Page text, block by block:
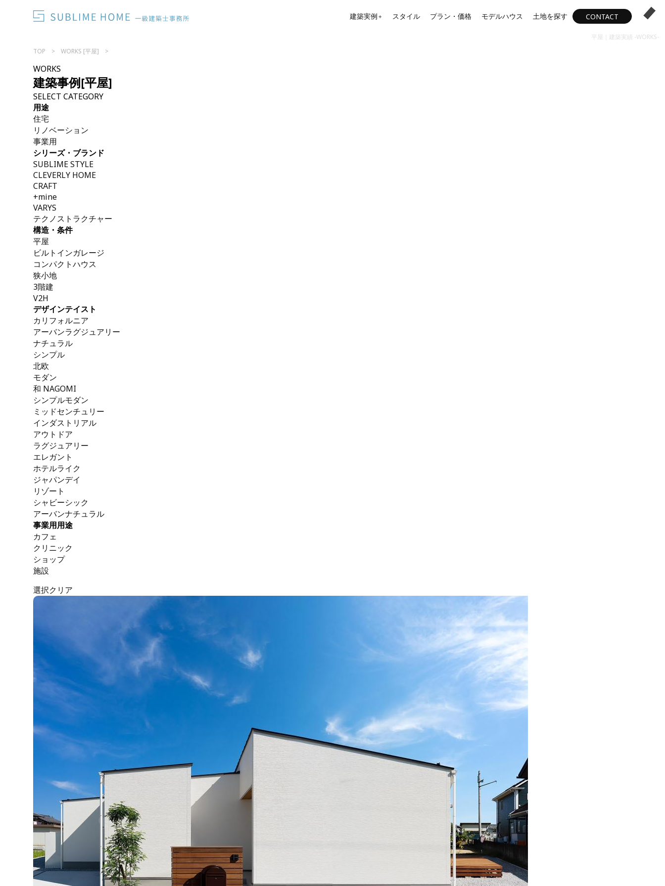
平屋｜建築実績 -WORKS-
建築実例 ＋ スタイル プラン・価格 モデルハウス 土地を探す CONTACT
TOP WORKS [平屋]
WORKS
建築事例[平屋]
SELECT CATEGORY
用途
住宅
リノベーション
事業用
シリーズ・ブランド
SUBLIME STYLE
CLEVERLY HOME
CRAFT
+mine
VARYS
テクノストラクチャー
構造・条件
平屋
ビルトインガレージ
コンパクトハウス
狭小地
3階建
V2H
デザインテイスト
カリフォルニア
アーバンラグジュアリー
ナチュラル
シンプル
北欧
モダン
和 NAGOMI
シンプルモダン
ミッドセンチュリー
インダストリアル
アウトドア
ラグジュアリー
エレガント
ホテルライク
ジャパンデイ
リゾート
シャビーシック
アーバンナチュラル
事業用用途
カフェ
クリニック
ショップ
施設
選択クリア